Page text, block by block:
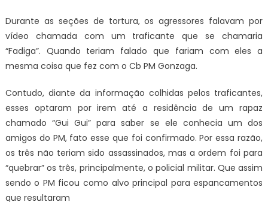
Durante as seções de tortura, os agressores falavam por
vídeo chamada com um traficante que se chamaria
“Fadiga”. Quando teriam falado que fariam com eles a
mesma coisa que fez com o Cb PM Gonzaga.
Contudo, diante da informação colhidas pelos traficantes,
esses optaram por irem até a residência de um rapaz
chamado “Gui Gui” para saber se ele conhecia um dos
amigos do PM, fato esse que foi confirmado. Por essa razão,
os três não teriam sido assassinados, mas a ordem foi para
“quebrar” os três, principalmente, o policial militar. Que assim
sendo o PM ficou como alvo principal para espancamentos
que resultaram